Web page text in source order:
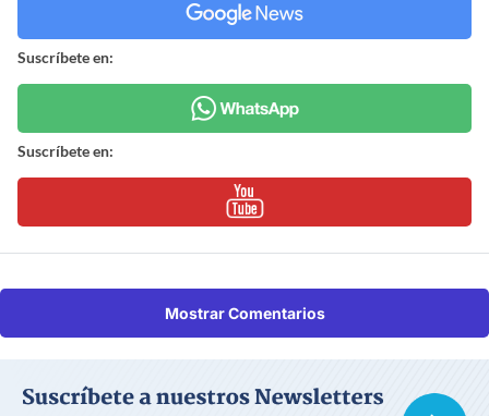
Suscríbete en:
Suscríbete en:
Mostrar Comentarios